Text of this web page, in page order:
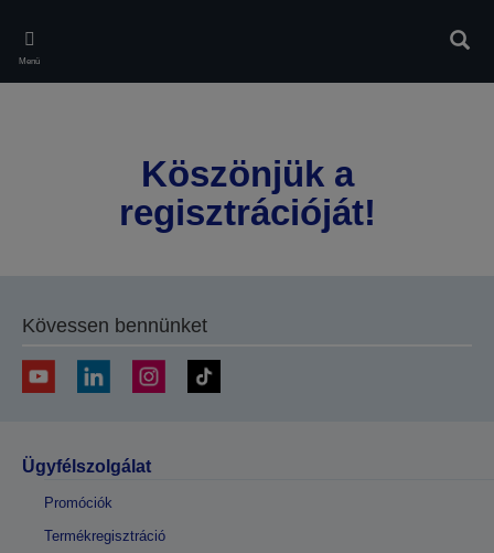
main
content
Menü
Köszönjük a
regisztrációját!
Kövessen bennünket
Ügyfélszolgálat
Promóciók
Termékregisztráció